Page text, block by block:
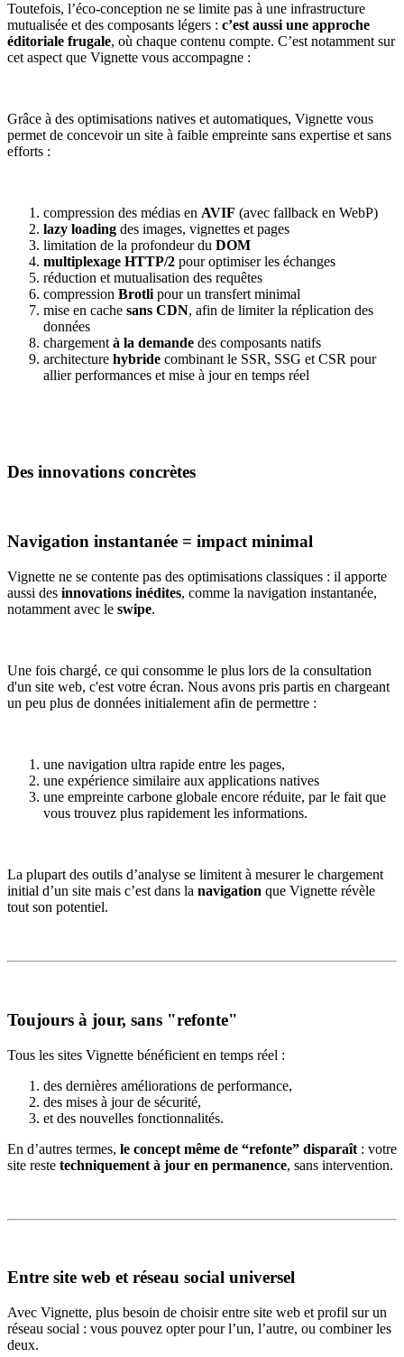
Toutefois, l’éco-conception ne se limite pas à une infrastructure
mutualisée et des composants légers : c’est aussi une approche
éditoriale frugale, où chaque contenu compte. C’est notamment sur
cet aspect que Vignette vous accompagne :
Grâce à des optimisations natives et automatiques, Vignette vous
permet de concevoir un site à faible empreinte sans expertise et sans
efforts :
compression des médias en AVIF (avec fallback en WebP)
lazy loading des images, vignettes et pages
limitation de la profondeur du DOM
multiplexage HTTP/2 pour optimiser les échanges
réduction et mutualisation des requêtes
compression Brotli pour un transfert minimal
mise en cache sans CDN, afin de limiter la réplication des
données
chargement à la demande des composants natifs
architecture hybride combinant le SSR, SSG et CSR pour
allier performances et mise à jour en temps réel
Des innovations concrètes
Navigation instantanée = impact minimal
Vignette ne se contente pas des optimisations classiques : il apporte
aussi des innovations inédites, comme la navigation instantanée,
notamment avec le swipe.
Une fois chargé, ce qui consomme le plus lors de la consultation
d'un site web, c'est votre écran. Nous avons pris partis en chargeant
un peu plus de données initialement afin de permettre :
une navigation ultra rapide entre les pages,
une expérience similaire aux applications natives
une empreinte carbone globale encore réduite, par le fait que
vous trouvez plus rapidement les informations.
La plupart des outils d’analyse se limitent à mesurer le chargement
initial d’un site mais c’est dans la navigation que Vignette révèle
tout son potentiel.
Toujours à jour, sans "refonte"
Tous les sites Vignette bénéficient en temps réel :
des dernières améliorations de performance,
des mises à jour de sécurité,
et des nouvelles fonctionnalités.
En d’autres termes, le concept même de “refonte” disparaît : votre
site reste techniquement à jour en permanence, sans intervention.
Entre site web et réseau social universel
Avec Vignette, plus besoin de choisir entre site web et profil sur un
réseau social : vous pouvez opter pour l’un, l’autre, ou combiner les
deux.